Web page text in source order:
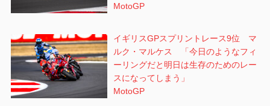
MotoGP
イギリスGPスプリントレース9位 マ
ルク・マルケス 「今日のようなフィ
ーリングだと明日は生存のためのレー
スになってしまう」
MotoGP